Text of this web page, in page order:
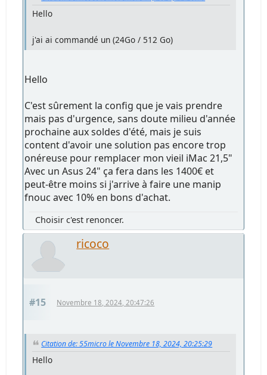
Hello
j'ai ai commandé un (24Go / 512 Go)
Hello
C'est sûrement la config que je vais prendre
mais pas d'urgence, sans doute milieu d'année
prochaine aux soldes d'été, mais je suis
content d'avoir une solution pas encore trop
onéreuse pour remplacer mon vieil iMac 21,5"
Avec un Asus 24" ça fera dans les 1400€ et
peut-être moins si j'arrive à faire une manip
fnouc avec 10% en bons d'achat.
Choisir c'est renoncer.
ricoco
#15 Novembre 18, 2024, 20:47:26
Citation de: 55micro le Novembre 18, 2024, 20:25:29
Hello